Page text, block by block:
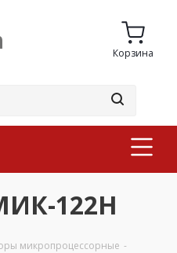
Корзина
122Н
микропроцессорные -